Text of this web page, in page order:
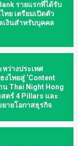
รายแรกที่ได้รับ
ย เตรียมเปิดตัว
งินสำหรับบุคคล
หว่างประเทศ
ไทยสู่ ‘Content
น Thai Night Hong
ตร์ 4 Pillars และ
ายโอกาสธุรกิจ